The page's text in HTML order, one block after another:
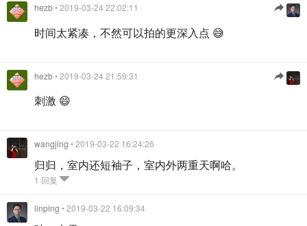
hezb• 2019-03-24 22:02:11
时间太紧凑，不然可以拍的更深入点 😅
hezb• 2019-03-24 21:59:31
刺激 😄
wangjing • 2019-03-22 16:24:26
归归，室内还短袖子，室内外两重天啊哈。
1 回复
linping • 2019-03-22 16:09:34